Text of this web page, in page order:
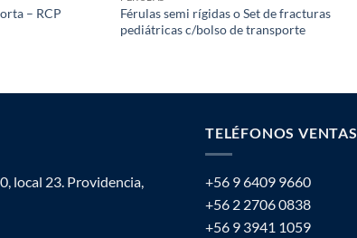
– RCP
Férulas semi rígidas o Set de fracturas
pediátricas c/bolso de transporte
local 23. Providencia,
TELÉFONOS VENTAS
+56 9 6409 9660
+56 2 2706 0838
+56 9 3941 1059